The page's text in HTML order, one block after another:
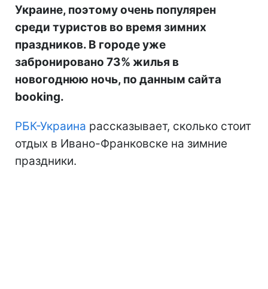
Украине, поэтому очень популярен
среди туристов во время зимних
праздников. В городе уже
забронировано 73% жилья в
новогоднюю ночь, по данным сайта
booking.
РБК-Украина рассказывает, сколько стоит
отдых в Ивано-Франковске на зимние
праздники.